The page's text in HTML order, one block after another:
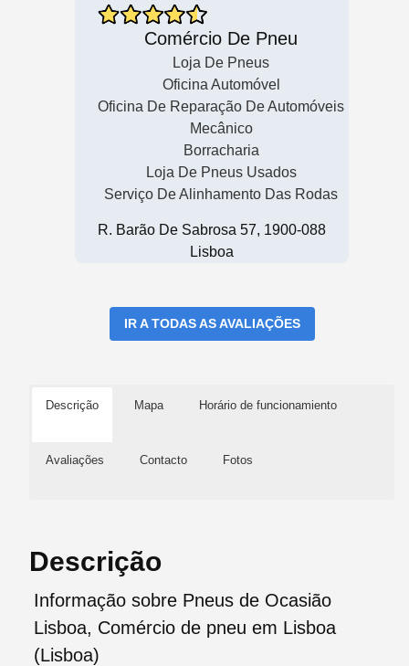
Comércio De Pneu
Loja De Pneus
Oficina Automóvel
Oficina De Reparação De Automóveis
Mecânico
Borracharia
Loja De Pneus Usados
Serviço De Alinhamento Das Rodas
R. Barão De Sabrosa 57, 1900-088
Lisboa
IR A TODAS AS AVALIAÇÕES
Descrição Mapa Horário de funcionamiento
Avaliações Contacto Fotos
Descrição
Informação sobre Pneus de Ocasião
Lisboa, Comércio de pneu em Lisboa
(Lisboa)